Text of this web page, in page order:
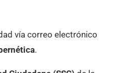
vía correo electrónico
.